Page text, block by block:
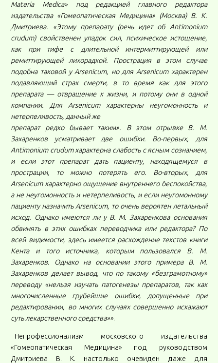
Materia Medica» под редакцией главного редактора
издательства «Гомеопатическая Медицина» (Москва) В. К.
Дмитриева. «Этому препарату (речь идет об Antimonium
crudum) свойственен упадок сил, психическое истощение,
как при тифе с длительной интермиттирующей или
ремиттирующей лихорадкой. Прострация в этом случае
подобна таковой у Arsenicum, но для Arsenicum характерен
подавляющий страх смерти, в то время как для этого
препарата — отвращение к жизни, и потому они в одной
компании. Для Arsenicum характерны неугомонность и
нетерпеливость, данный же
препарат редко бывает таким». В этом отрывке В. М.
Захаренков усматривает две ошибки. Во-первых, для
Antimonium crudum характерна слабость с ясным сознанием,
и если этот препарат дать пациенту, находящемуся в
прострации, то можно потерять его. Во-вторых, для
Arsenicum характерно ощущение внутреннего беспокойства,
а не неугомонность и нетерпеливость, и если неугомонному
пациенту назначить Arsenicum, то очень вероятен летальный
исход. Однако имеются ли у В. М. Захаренкова основания
обвинять в этих ошибках переводчика или редактора? По
всей видимости, здесь имеется расхождение текстов книги
Кента и того источника, которым пользовался В. М.
Захаренков. Однако на основании этого примера В. М.
Захаренков делает вывод, что по такому «безграмотному»
переводу «нельзя изучать патогенезы препаратов, так как
многочисленные грубейшие ошибки, допущенные при
редактировании, во многих случаях совершенно искажают
суть лекарственного средства»».
Непрофессионализм московского издательства
«Гомеопатическая Медицина» под руководством
Дмитриева В. К. настолько очевиден даже для